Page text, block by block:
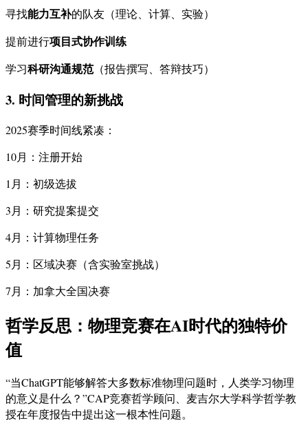
寻找能力互补的队友（理论、计算、实验）
提前进行项目式协作训练
学习科研沟通规范（报告撰写、答辩技巧）
3. 时间管理的新挑战
2025赛季时间线紧凑：
10月：注册开始
1月：初级选拔
3月：研究提案提交
4月：计算物理任务
5月：区域决赛（含实验室挑战）
7月：加拿大全国决赛
哲学反思：物理竞赛在AI时代的独特价
值
“当ChatGPT能够解答大多数标准物理问题时，人类学习物理
的意义是什么？”CAP竞赛哲学顾问、麦吉尔大学科学哲学教
授在年度报告中提出这一根本性问题。